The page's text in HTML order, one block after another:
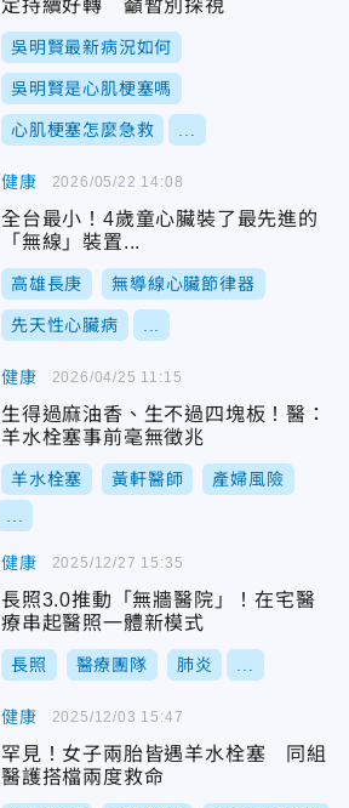
定持續好轉 籲暫別探視
吳明賢最新病況如何
吳明賢是心肌梗塞嗎
心肌梗塞怎麼急救
健康
全台最小！4歲童心臟裝了最先進的
「無線」裝置...
高雄長庚 無導線心臟節律器
先天性心臟病
2026/05/22 14:08
健康
生得過麻油香、生不過四塊板！醫：
羊水栓塞事前毫無徵兆
羊水栓塞 黃軒醫師 產婦風險
2026/04/25 11:15
健康
長照3.0推動「無牆醫院」！在宅醫
療串起醫照一體新模式
長照 醫療團隊 肺炎
2025/12/27 15:35
健康
罕見！女子兩胎皆遇羊水栓塞 同組
醫護搭檔兩度救命
2025/12/03 15:47